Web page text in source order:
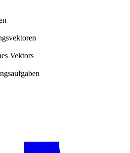
Vektors